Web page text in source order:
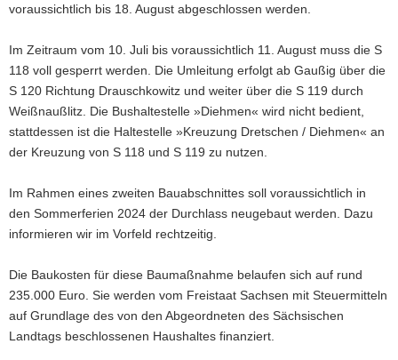
a
i
o
n
voraussichtlich bis 18. August abgeschlossen werden.
Im Zeitraum vom 10. Juli bis voraussichtlich 11. August muss die S
118 voll gesperrt werden. Die Umleitung erfolgt ab Gaußig über die
S 120 Richtung Drauschkowitz und weiter über die S 119 durch
Weißnaußlitz. Die Bushaltestelle »Diehmen« wird nicht bedient,
stattdessen ist die Haltestelle »Kreuzung Dretschen / Diehmen« an
der Kreuzung von S 118 und S 119 zu nutzen.
Im Rahmen eines zweiten Bauabschnittes soll voraussichtlich in
den Sommerferien 2024 der Durchlass neugebaut werden. Dazu
informieren wir im Vorfeld rechtzeitig.
Die Baukosten für diese Baumaßnahme belaufen sich auf rund
235.000 Euro. Sie werden vom Freistaat Sachsen mit Steuermitteln
auf Grundlage des von den Abgeordneten des Sächsischen
Landtags beschlossenen Haushaltes finanziert.